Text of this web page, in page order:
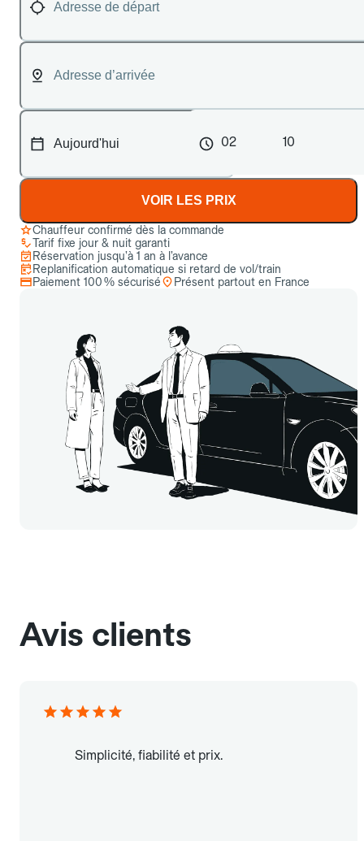
02 10
VOIR LES PRIX
Chauffeur confirmé dès la commande
Tarif fixe jour & nuit garanti
Réservation jusqu’à 1 an à l’avance
Replanification automatique si retard de vol/train
Paiement 100 % sécurisé
Présent partout en France
Avis clients
Simplicité, fiabilité et prix.